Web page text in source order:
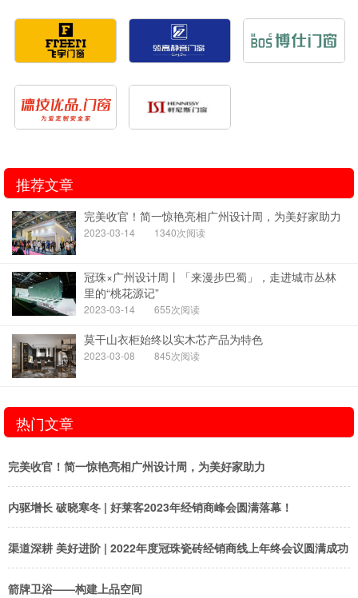
推荐文章
完美收官！简一惊艳亮相广州设计周，为美好家助力
2023-03-14 1340次阅读
冠珠×广州设计周丨「来漫步巴蜀」，走进城市丛林
里的“桃花源记”
2023-03-14 655次阅读
莫干山衣柜始终以实木芯产品为特色
2023-03-08 845次阅读
热门文章
完美收官！简一惊艳亮相广州设计周，为美好家助力
内驱增长 破晓寒冬 | 好莱客2023年经销商峰会圆满落幕！
渠道深耕 美好进阶 | 2022年度冠珠瓷砖经销商线上年终会议圆满成功
箭牌卫浴——构建上品空间